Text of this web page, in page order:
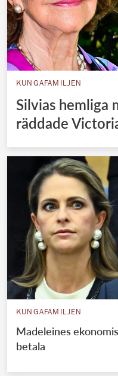
KUNGAFAMILJEN
Silvias hemliga
räddade
KUNGAFAMILJEN
Madeleines
betala